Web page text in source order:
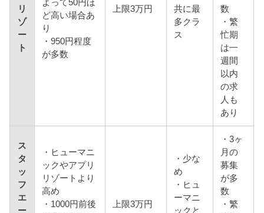
リ
ゾ
ー
ト
よって50円ほ
ど高い場合あ
り
・950円程度
が多数
上限3万円
共に最
多クラ
ス
数
・繁
忙期
は一
週間
以内
の求
人も
あり
ス
タ
ッ
フ
エ
ー
・ヒューマニ
ックやアプリ
リゾートより
高め
・1000円前後
上限3万円
・少な
め
・ヒュ
ーマニ
ックと
・3ヶ
月の
募集
が多
数
・繁